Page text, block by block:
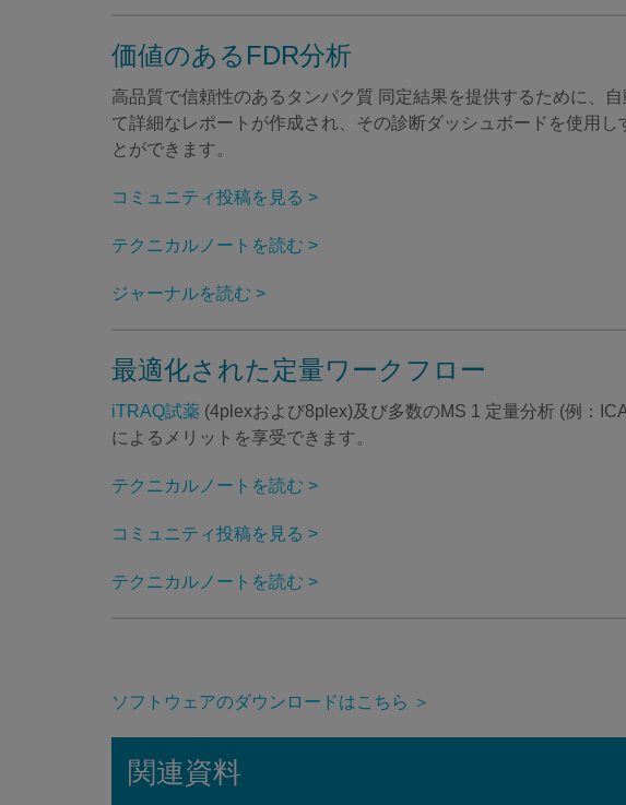
価値のあるFDR分析
高品質で信頼性のあるタンパク質 同定結果を提供するために、
て詳細なレポートが作成され、その診断ダッシュボードを使用
とができます。
コミュニティ投稿を見る >
テクニカルノートを読む >
ジャーナルを読む >
最適化された定量ワークフロー
iTRAQ試薬 (4plexおよび8plex)及び多数のMS 1 定量分析 (例：
によるメリットを享受できます。
テクニカルノートを読む >
コミュニティ投稿を見る >
テクニカルノートを読む >
ソフトウェアのダウンロードはこちら ＞
関連資料